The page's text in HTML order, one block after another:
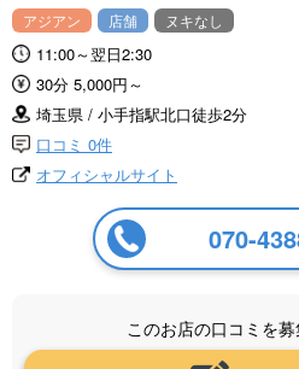
アジアン 店舗 ヌキなし
11:00～翌日2:30
30分 5,000円～
埼玉県 / 小手指駅北口徒歩2分
口コミ 0件
オフィシャルサイト
070-
このお店の口コミを募